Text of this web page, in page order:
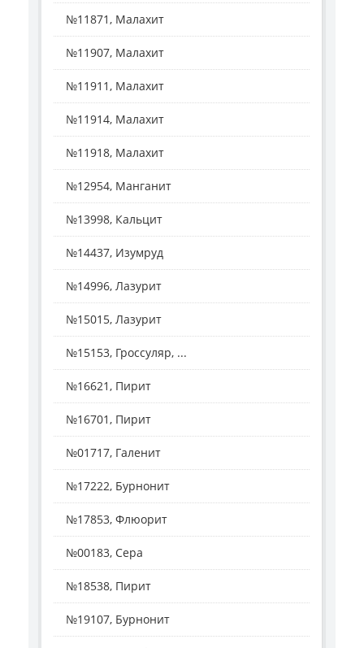
№11871, Малахит
№11907, Малахит
№11911, Малахит
№11914, Малахит
№11918, Малахит
№12954, Манганит
№13998, Кальцит
№14437, Изумруд
№14996, Лазурит
№15015, Лазурит
№15153, Гроссуляр, ...
№16621, Пирит
№16701, Пирит
№01717, Галенит
№17222, Бурнонит
№17853, Флюорит
№00183, Сера
№18538, Пирит
№19107, Бурнонит